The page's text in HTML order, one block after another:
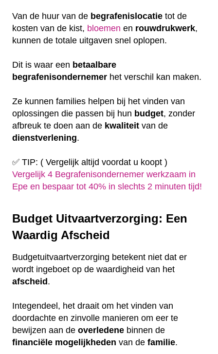
Van de huur van de begrafenislocatie tot de
kosten van de kist, bloemen en rouwdrukwerk,
kunnen de totale uitgaven snel oplopen.
Dit is waar een betaalbare
begrafenisondernemer het verschil kan maken.
Ze kunnen families helpen bij het vinden van
oplossingen die passen bij hun budget, zonder
afbreuk te doen aan de kwaliteit van de
dienstverlening.
✅ TIP: ( Vergelijk altijd voordat u koopt )
Vergelijk 4 Begrafenisondernemer werkzaam in
Epe en bespaar tot 40% in slechts 2 minuten tijd!
Budget Uitvaartverzorging: Een
Waardig Afscheid
Budgetuitvaartverzorging betekent niet dat er
wordt ingeboet op de waardigheid van het
afscheid .
Integendeel, het draait om het vinden van
doordachte en zinvolle manieren om eer te
bewijzen aan de overledene binnen de
financiële mogelijkheden van de familie.